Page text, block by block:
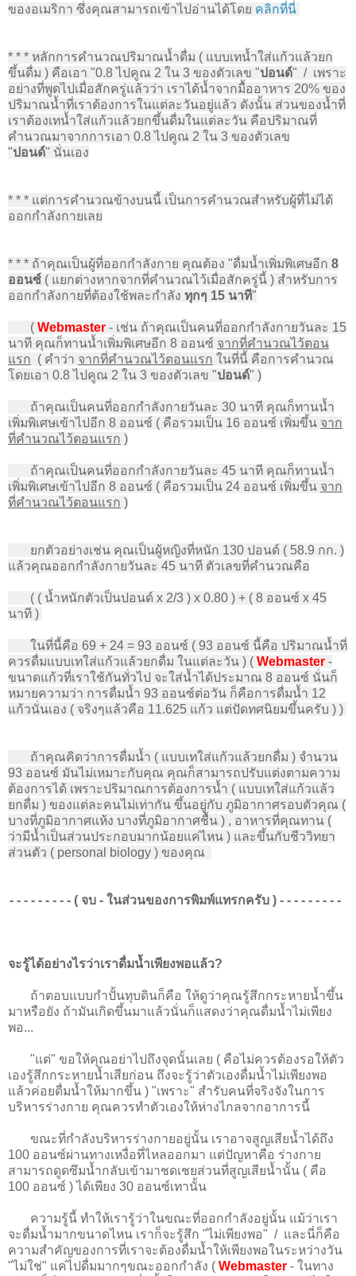
ของอเมริกา ซึ่งคุณสามารถเข้าไปอ่านได้โดย คลิกที่นี่
* * * หลักการคำนวณปริมาณน้ำดื่ม ( แบบเทน้ำใส่แก้วแล้วยก
ขึ้นดื่ม ) คือเอา "0.8 ไปคูณ 2 ใน 3 ของตัวเลข "ปอนด์" / เพราะ
อย่างที่พูดไปเมื่อสักครู่แล้วว่า เราได้น้ำจากมื้ออาหาร 20% ของ
ปริมาณน้ำที่เราต้องการในแต่ละวันอยู่แล้ว ดังนั้น ส่วนของน้ำที่
เราต้องเทน้ำใส่แก้วแล้วยกขึ้นดื่มในแต่ละวัน คือปริมาณที่
คำนวณมาจากการเอา 0.8 ไปคูณ 2 ใน 3 ของตัวเลข
"ปอนด์" นั่นเอง
* * * แต่การคำนวณข้างบนนี้ เป็นการคำนวณสำหรับผู้ที่ไม่ได้
ออกกำลังกายเลย
* * * ถ้าคุณเป็นผู้ที่ออกกำลังกาย คุณต้อง "ดื่มน้ำเพิ่มพิเศษอีก 8
ออนซ์ ( แยกต่างหากจากที่คำนวณไว้เมื่อสักครู่นี้ ) สำหรับการ
ออกกำลังกายที่ต้องใช้พละกำลัง ทุกๆ 15 นาที"
( Webmaster - เช่น ถ้าคุณเป็นคนที่ออกกำลังกายวันละ 15
นาที คุณก็ทานน้ำเพิ่มพิเศษอีก 8 ออนซ์ จากที่คำนวณไว้ตอน
แรก ( คำว่า จากที่คำนวณไว้ตอนแรก ในที่นี้ คือการคำนวณ
โดยเอา 0.8 ไปคูณ 2 ใน 3 ของตัวเลข "ปอนด์" )
ถ้าคุณเป็นคนที่ออกกำลังกายวันละ 30 นาที คุณก็ทานน้ำ
เพิ่มพิเศษเข้าไปอีก 8 ออนซ์ ( คือรวมเป็น 16 ออนซ์ เพิ่มขึ้น จาก
ที่คำนวณไว้ตอนแรก )
ถ้าคุณเป็นคนที่ออกกำลังกายวันละ 45 นาที คุณก็ทานน้ำ
เพิ่มพิเศษเข้าไปอีก 8 ออนซ์ ( คือรวมเป็น 24 ออนซ์ เพิ่มขึ้น จาก
ที่คำนวณไว้ตอนแรก )
ยกตัวอย่างเช่น คุณเป็นผู้หญิงที่หนัก 130 ปอนด์ ( 58.9 กก. )
แล้วคุณออกกำลังกายวันละ 45 นาที ตัวเลขที่คำนวณคือ
( ( น้ำหนักตัวเป็นปอนด์ x 2/3 ) x 0.80 ) + ( 8 ออนซ์ x 45
นาที )
ในที่นี้คือ 69 + 24 = 93 ออนซ์ ( 93 ออนซ์ นี้คือ ปริมาณน้ำที่
ควรดื่มแบบเทใส่แก้วแล้วยกดื่ม ในแต่ละวัน ) ( Webmaster -
ขนาดแก้วที่เราใช้กันทั่วไป จะใส่น้ำได้ประมาณ 8 ออนซ์ นั่นก็
หมายความว่า การดื่มน้ำ 93 ออนซ์ต่อวัน ก็คือการดื่มน้ำ 12
แก้วนั่นเอง ( จริงๆแล้วคือ 11.625 แก้ว แต่ปัดทศนิยมขึ้นครับ ) )
ถ้าคุณคิดว่าการดื่มน้ำ ( แบบเทใส่แก้วแล้วยกดื่ม ) จำนวน
93 ออนซ์ มันไม่เหมาะกับคุณ คุณก็สามารถปรับแต่งตามความ
ต้องการได้ เพราะปริมาณการต้องการน้ำ ( แบบเทใส่แก้วแล้ว
ยกดื่ม ) ของแต่ละคนไม่เท่ากัน ขึ้นอยู่กับ ภูมิอากาศรอบตัวคุณ (
บางที่ภูมิอากาศแห้ง บางที่ภูมิอากาศชื้น ) , อาหารที่คุณทาน (
ว่ามีน้ำเป็นส่วนประกอบมากน้อยแค่ไหน ) และขึ้นกับชีววิทยา
ส่วนตัว ( personal biology ) ของคุณ
- - - - - - - - - ( จบ - ในส่วนของการพิมพ์แทรกครับ ) - - - - - - - - -
จะรู้ได้อย่างไรว่าเราดื่มน้ำเพียงพอแล้ว?
ถ้าตอบแบบกำปั้นทุบดินก็คือ ให้ดูว่าคุณรู้สึกกระหายน้ำขึ้น
มาหรือยัง ถ้ามันเกิดขึ้นมาแล้วนั่นก็แสดงว่าคุณดื่มน้ำไม่เพียง
พอ...
"แต่" ขอให้คุณอย่าไปถึงจุดนั้นเลย ( คือไม่ควรต้องรอให้ตัว
เองรู้สึกกระหายน้ำเสียก่อน ถึงจะรู้ว่าตัวเองดื่มน้ำไม่เพียงพอ
แล้วค่อยดื่มน้ำให้มากขึ้น ) "เพราะ" สำรับคนที่จริงจังในการ
บริหารร่างกาย คุณควรทำตัวเองให้ห่างไกลจากอาการนี้
ขณะที่กำลังบริหารร่างกายอยู่นั้น เราอาจสูญเสียน้ำได้ถึง
100 ออนซ์ผ่านทางเหงื่อที่ไหลออกมา แต่ปัญหาคือ ร่างกาย
สามารถดูดซึมน้ำกลับเข้ามาชดเชยส่วนที่สูญเสียน้ำนั้น ( คือ
100 ออนซ์ ) ได้เพียง 30 ออนซ์เทานั้น
ความรู้นี้ ทำให้เรารู้ว่าในขณะที่ออกกำลังอยู่นั้น แม้ว่าเรา
จะดื่มน้ำมากขนาดไหน เราก็จะรู้สึก "ไม่เพียงพอ" / และนี่ก็คือ
ความสำคัญของการที่เราจะต้องดื่มน้ำให้เพียงพอในระหว่างวัน
"ไม่ใช่" แค่ไปดื่มมากๆขณะออกกำลัง ( Webmaster - ในทาง